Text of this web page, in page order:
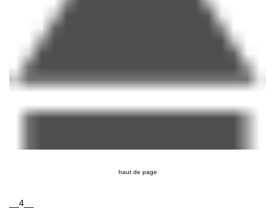
haut de page
__4__